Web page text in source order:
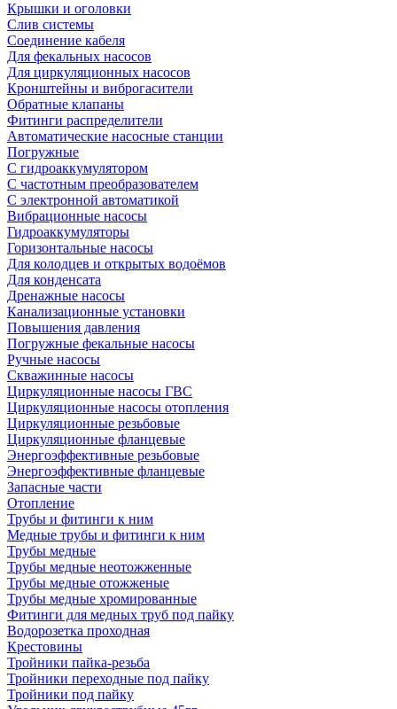
Крышки и оголовки
Слив системы
Соединение кабеля
Для фекальных насосов
Для циркуляционных насосов
Кронштейны и виброгасители
Обратные клапаны
Фитинги распределители
Автоматические насосные станции
Погружные
С гидроаккумулятором
С частотным преобразователем
С электронной автоматикой
Вибрационные насосы
Гидроаккумуляторы
Горизонтальные насосы
Для колодцев и открытых водоёмов
Для конденсата
Дренажные насосы
Канализационные установки
Повышения давления
Погружные фекальные насосы
Ручные насосы
Скважинные насосы
Циркуляционные насосы ГВС
Циркуляционные насосы отопления
Циркуляционные резьбовые
Циркуляционные фланцевые
Энергоэффективные резьбовые
Энергоэффективные фланцевые
Запасные части
Отопление
Трубы и фитинги к ним
Медные трубы и фитинги к ним
Трубы медные
Трубы медные неотожженные
Трубы медные отожженые
Трубы медные хромированные
Фитинги для медных труб под пайку
Водорозетка проходная
Крестовины
Тройники пайка-резьба
Тройники переходные под пайку
Тройники под пайку